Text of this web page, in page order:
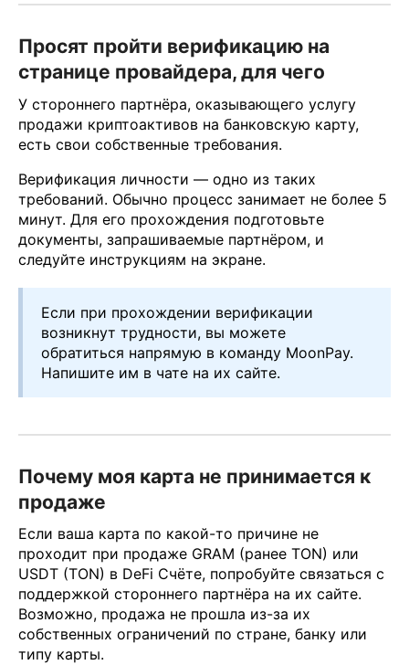
Просят пройти верификацию на
странице провайдера, для чего
У стороннего партнёра, оказывающего услугу
продажи криптоактивов на банковскую карту,
есть свои собственные требования.
Верификация личности — одно из таких
требований. Обычно процесс занимает не более 5
минут. Для его прохождения подготовьте
документы, запрашиваемые партнёром, и
следуйте инструкциям на экране.
Если при прохождении верификации
возникнут трудности, вы можете
обратиться напрямую в команду MoonPay.
Напишите им в чате на их сайте.
Почему моя карта не принимается к
продаже
Если ваша карта по какой-то причине не
проходит при продаже GRAM (ранее TON) или
USDT (TON) в DeFi Счёте, попробуйте связаться с
поддержкой стороннего партнёра на их сайте.
Возможно, продажа не прошла из-за их
собственных ограничений по стране, банку или
типу карты.